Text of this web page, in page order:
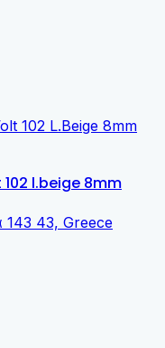
l.beige 8mm
43, Greece